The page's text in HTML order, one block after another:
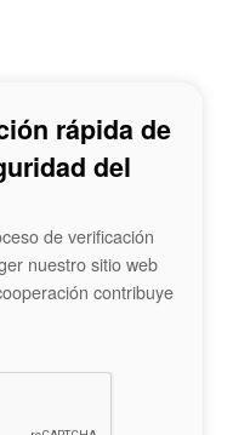
rápida de
del
de verificación
nuestro sitio web
contribuye